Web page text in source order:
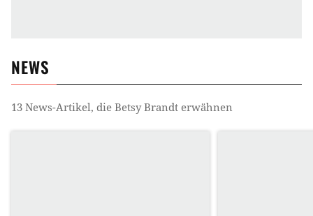
NEWS
13 News-Artikel, die Betsy Brandt erwähnen